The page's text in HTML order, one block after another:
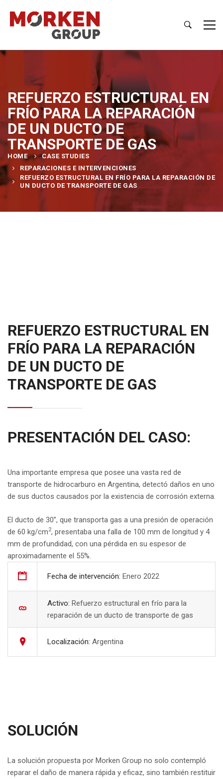
REFUERZO ESTRUCTURAL EN
FRÍO PARA LA REPARACIÓN
DE UN DUCTO DE
TRANSPORTE DE GAS
HOME
CASE STUDIES
REPARACIONES E INTERVENCIONES
REFUERZO ESTRUCTURAL EN FRÍO PARA LA REPARACIÓN DE
UN DUCTO DE TRANSPORTE DE GAS
REFUERZO ESTRUCTURAL EN
FRÍO PARA LA REPARACIÓN
DE UN DUCTO DE
TRANSPORTE DE GAS
PRESENTACIÓN DEL CASO:
Una importante empresa que posee una vasta red de
transporte de hidrocarburo en Argentina, detectó daños en uno
de sus ductos causados por la existencia de corrosión externa.
El ducto de 30”, que transporta gas a una presión de operación
de 60 kg/cm2, presentaba una falla de 100 mm de longitud y 4
mm de profundidad, con una pérdida en su espesor de
aproximadamente el 55%.
Fecha de intervención: Enero 2022
Activo: Refuerzo estructural en frío para la
reparación de un ducto de transporte de gas
Localización: Argentina
SOLUCIÓN
La solución propuesta por Morken Group no solo contempló
reparar el daño de manera rápida y eficaz, sino también restituir